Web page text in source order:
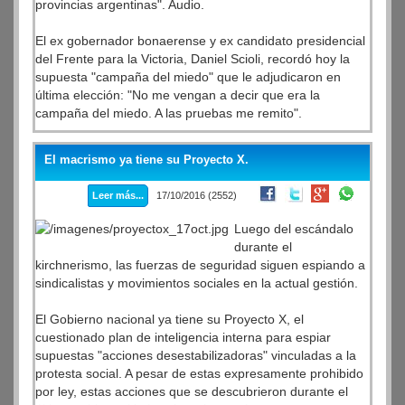
femicidios.
La movilización que se gestó espontáneamente hace sólo
una semana, a partir del horrendo asesinato de la
adolescente Lucía Pérez, de 16 años, en Mar del Plata,
tuvo amplia adhesión de de empleadas de organismos
públicos, de empresas privadas, policías, mujeres que
realizan tareas de limpieza en oficinas céntricas,
periodistas de medios con sus redacciones en la zona
acompañadas en el ruidazo con las bocinas de colectivos
y automovilistas.
Luego de una hora de paro y ruidazo, las mujeres de
negro, acompañadas por hombre que se sumaron a la
protesta, terminaron la primera acción del día de protesta
contra los femicidios con un aplauso y un abrazo
ARBIA INFORMA:
ftp://ftp.lacorameco.com/19102016/
provincias argentinas". Audio.
El ex gobernador bonaerense y ex candidato presidencial
del Frente para la Victoria, Daniel Scioli, recordó hoy la
supuesta "campaña del miedo" que le adjudicaron en
última elección: "No me vengan a decir que era la
campaña del miedo. A las pruebas me remito".
En diálogo con Radio Del Plata, el ex mandatario
provincial aseguró que "le preocupa mucho el
endeudamiento nacional y de las provincias argentinas" y
analizó que "después de tanto ajuste en algún momento
la economía va a dar indicios de mejora".
Scioli pidió que "el gobierno reactive el mercado local" y
reclamó que "la mentalidad tiene que estar puesta en la
realidad cotidiana".
ARBIA INFORMA:
ftp://ftp.lacorameco.com/18102016/
El macrismo ya tiene su Proyecto X.
Leer más... 17/10/2016 (2552)
Luego del escándalo
durante el
kirchnerismo, las fuerzas de seguridad siguen espiando a
sindicalistas y movimientos sociales en la actual gestión.
El Gobierno nacional ya tiene su Proyecto X, el
cuestionado plan de inteligencia interna para espiar
supuestas "acciones desestabilizadoras" vinculadas a la
protesta social. A pesar de estas expresamente prohibido
por ley, estas acciones que se descubrieron durante el